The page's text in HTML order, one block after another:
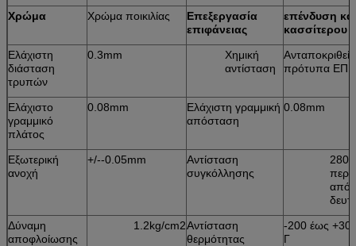
Χρώμα
Χρώμα ποικιλίας
Επεξεργασία
επιφάνειας
επένδυση
κασσίτερου
Ελάχιστη
διάσταση
τρυπών
0.3mm
Χημική
αντίσταση
πρότυπα ΕΠΙ:
Ελάχιστο
γραμμικό
πλάτος
0.08mm
Ελάχιστη γραμμική
απόσταση
0.08mm
Εξωτερική
ανοχή
+/--0.05mm
Αντίσταση
συγκόλλησης
280
από
Δύναμη
αποφλοίωσης
1.2kg/cm2Αντίσταση
θερμότητας
-200 έως
Γ